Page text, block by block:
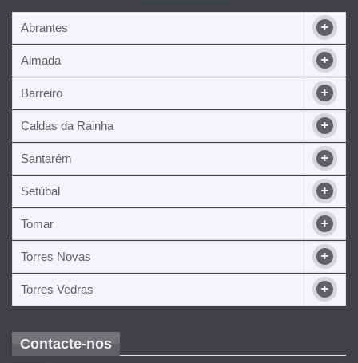
Abrantes
Almada
Barreiro
Caldas da Rainha
Santarém
Setúbal
Tomar
Torres Novas
Torres Vedras
Contacte-nos